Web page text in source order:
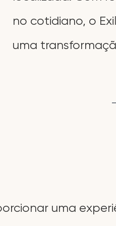
no cotidiano, o
uma
uma